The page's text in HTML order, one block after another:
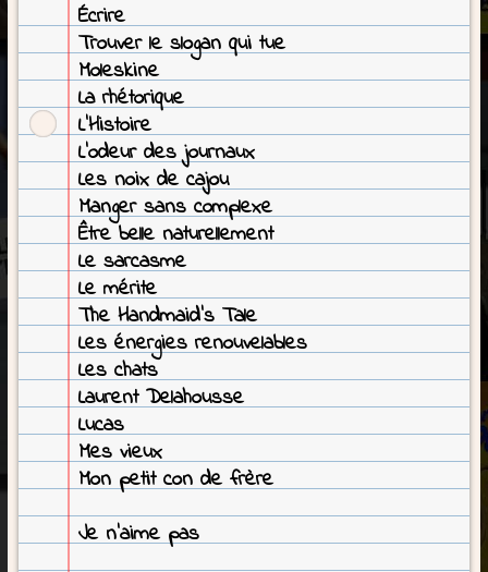
Écrire
Trouver le slogan qui tue
Moleskine
La rhétorique
L’Histoire
L’odeur des journaux
Les noix de cajou
Manger sans complexe
Être belle naturellement
Le sarcasme
Le mérite
The Handmaid’s Tale
Les énergies renouvelables
Les chats
Laurent Delahousse
Lucas
Mes vieux
Mon petit con de frère
Je n’aime pas